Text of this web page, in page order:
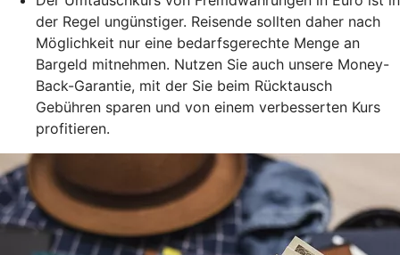
der Regel ungünstiger. Reisende sollten daher nach
Möglichkeit nur eine bedarfsgerechte Menge an
Bargeld mitnehmen. Nutzen Sie auch unsere Money-
Back-Garantie, mit der Sie beim Rücktausch
Gebühren sparen und von einem verbesserten Kurs
profitieren.